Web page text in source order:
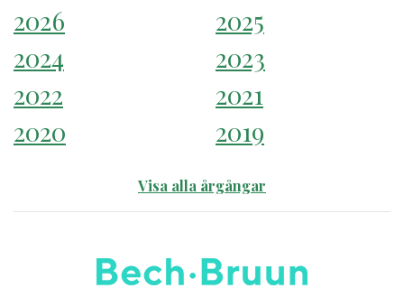
2026
2025
2024
2023
2022
2021
2020
2019
Visa alla årgångar